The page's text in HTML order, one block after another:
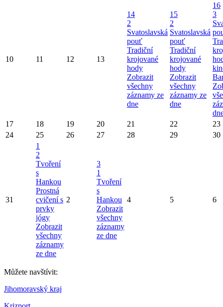
10 11 12 13
14
2
Svatoslavská
pouť
Tradiční
krojované
hody
Zobrazit
všechny
záznamy ze
dne
15
2
Svatoslavská
pouť
Tradiční
krojované
hody
Zobrazit
všechny
záznamy ze
dne
16
3
17
18 19 20 21 22
23
24
25 26 27 28 29 30
31
1
2
Tvoření
s
Hankou
Prostná
cvičení s
prvky
jógy
Zobrazit
všechny
záznamy
ze dne
2
3
1
Tvoření
s
Hankou
Zobrazit
všechny
záznamy
ze dne
4 5 6
Můžete navštívit:
Jihomoravský kraj